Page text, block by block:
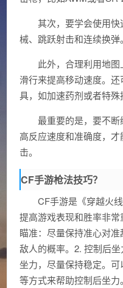
其次，要学会使用
械、跳跃射击和连续换弹。
此外，合理利用地
滑行来提高移动速度。
具，如加速药剂或者特殊
最重要的是，要不
高反应速度和准确度，
击。
CF手游枪法技巧？
CF手游是《穿越火
提高游戏表现和胜率非
瞄准：尽量保持准心对
敌人的概率。2. 控制后
坐力，尽量保持稳定。
等方式来帮助控制后坐力